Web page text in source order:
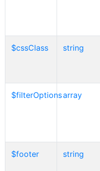
$cssClass string
$filterOptionsarray
$footer string